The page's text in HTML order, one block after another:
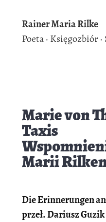
Rainer Maria Rilke
Poeta · Księgozbiór ·
Marie von
Taxis
Marii
Die Erinnerungen
przeł. Dariusz Guzik